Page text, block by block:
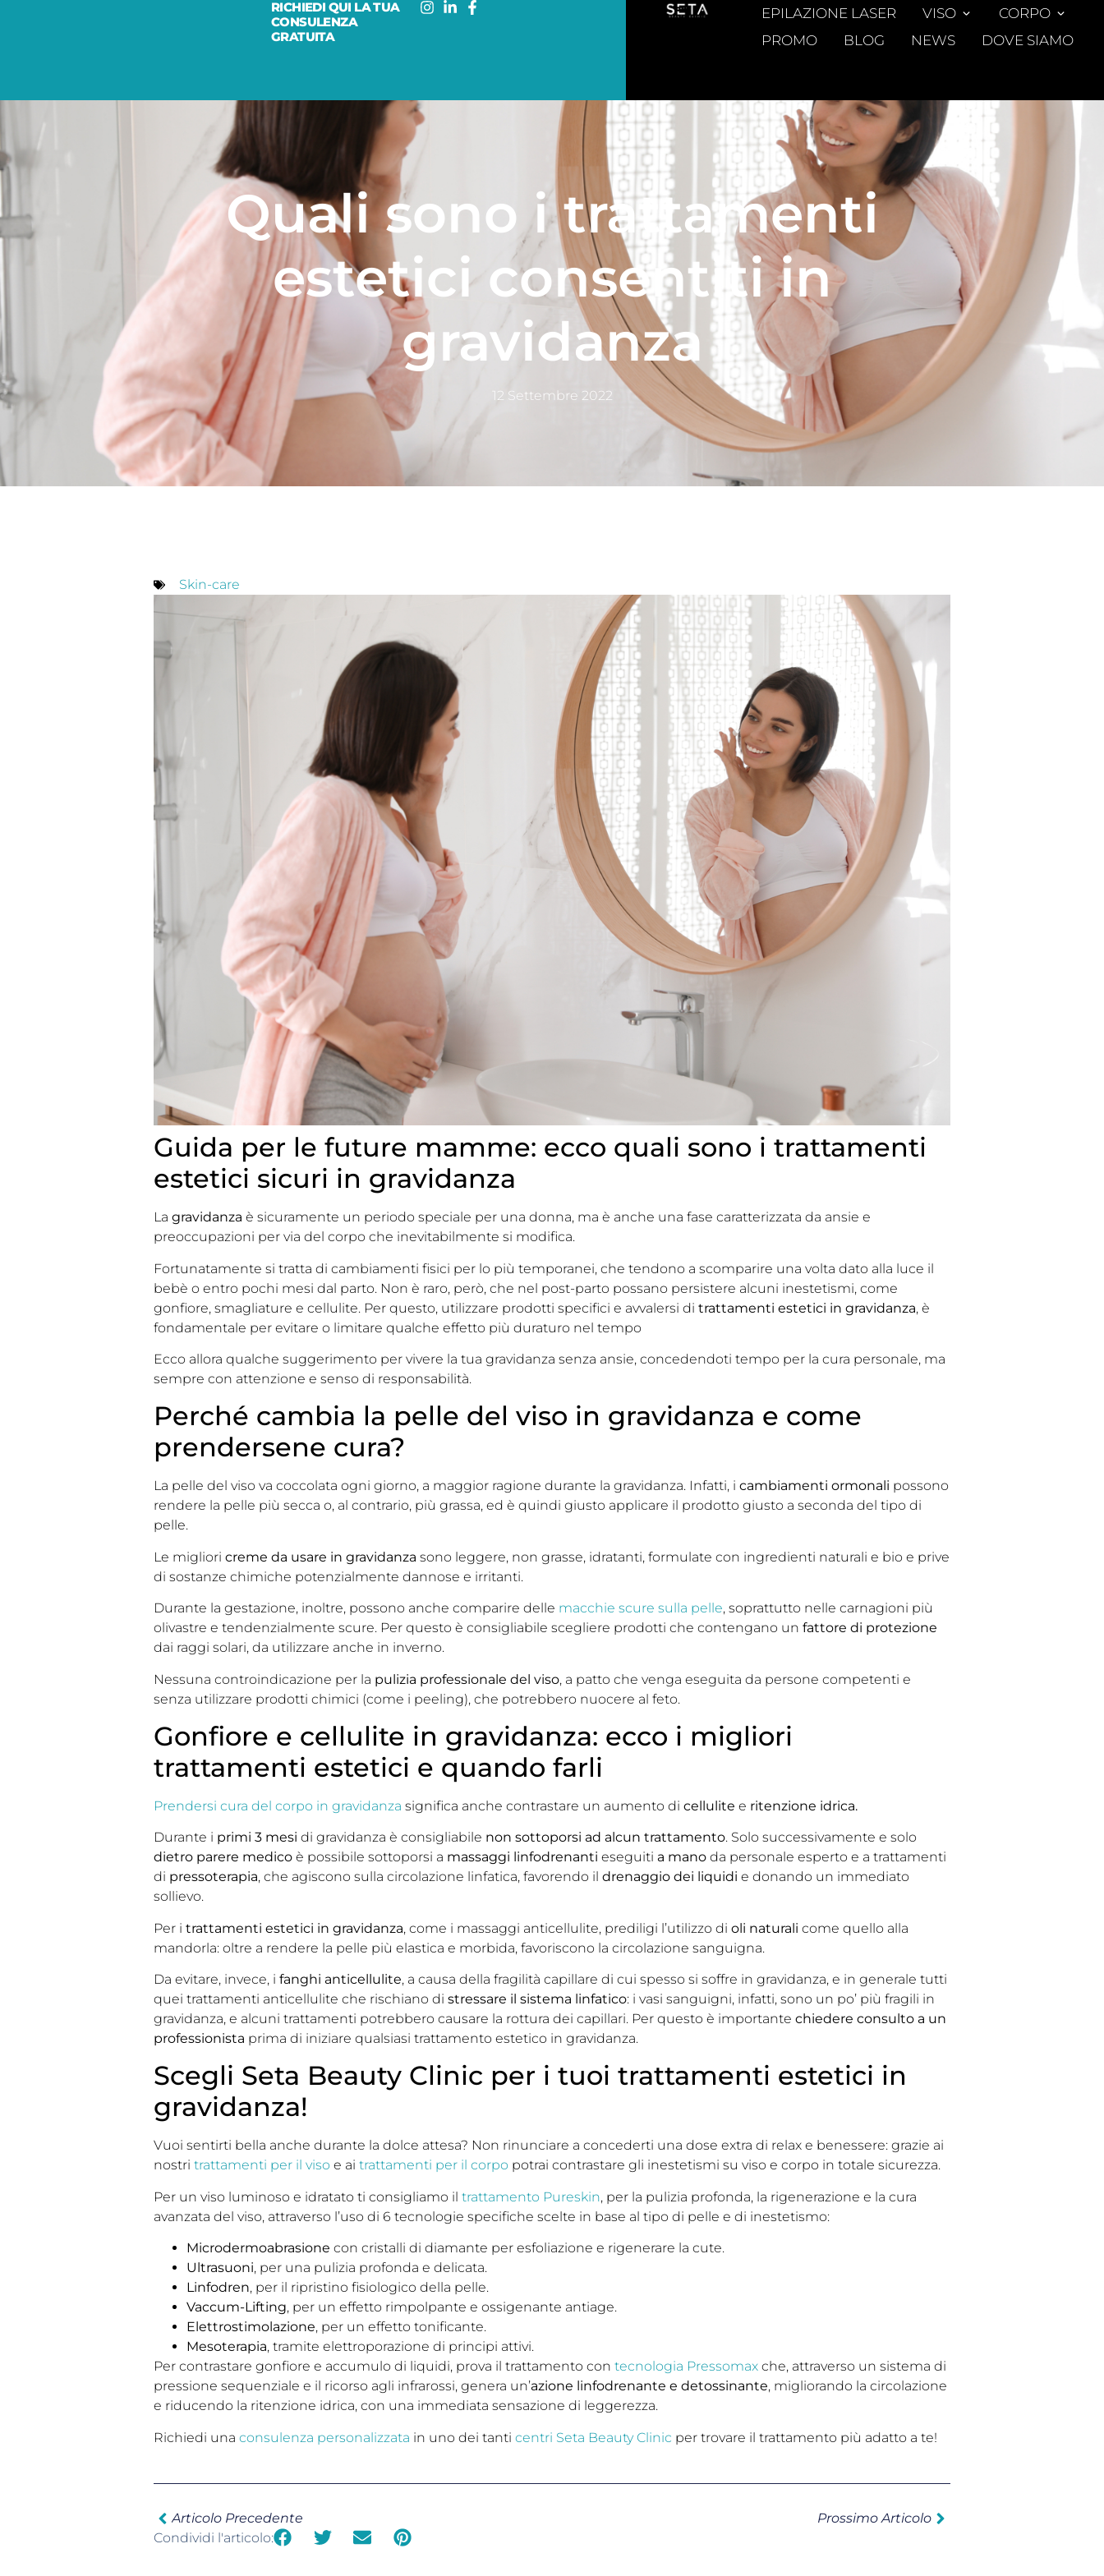
RICHIEDI QUI LA TUA
CONSULENZA
GRATUITA
EPILAZIONE LASER VISO
CORPO
PROMO
BLOG NEWS DOVE SIAMO
Quali sono i trattamenti
estetici consentiti in
gravidanza
12 Settembre 2022
Skin-care
Guida per le future mamme: ecco quali sono i trattamenti
estetici sicuri in gravidanza
La gravidanza è sicuramente un periodo speciale per una donna, ma è anche una fase caratterizzata da ansie e
preoccupazioni per via del corpo che inevitabilmente si modifica.
Fortunatamente si tratta di cambiamenti fisici per lo più temporanei, che tendono a scomparire una volta dato alla luce il
bebè o entro pochi mesi dal parto. Non è raro, però, che nel post-parto possano persistere alcuni inestetismi, come
gonfiore, smagliature e cellulite. Per questo, utilizzare prodotti specifici e avvalersi di trattamenti estetici in gravidanza, è
fondamentale per evitare o limitare qualche effetto più duraturo nel tempo
Ecco allora qualche suggerimento per vivere la tua gravidanza senza ansie, concedendoti tempo per la cura personale, ma
sempre con attenzione e senso di responsabilità.
Perché cambia la pelle del viso in gravidanza e come
prendersene cura?
La pelle del viso va coccolata ogni giorno, a maggior ragione durante la gravidanza. Infatti, i cambiamenti ormonali possono
rendere la pelle più secca o, al contrario, più grassa, ed è quindi giusto applicare il prodotto giusto a seconda del tipo di
pelle.
Le migliori creme da usare in gravidanza sono leggere, non grasse, idratanti, formulate con ingredienti naturali e bio e prive
di sostanze chimiche potenzialmente dannose e irritanti.
Durante la gestazione, inoltre, possono anche comparire delle macchie scure sulla pelle, soprattutto nelle carnagioni più
olivastre e tendenzialmente scure. Per questo è consigliabile scegliere prodotti che contengano un fattore di protezione
dai raggi solari, da utilizzare anche in inverno.
Nessuna controindicazione per la pulizia professionale del viso, a patto che venga eseguita da persone competenti e
senza utilizzare prodotti chimici (come i peeling), che potrebbero nuocere al feto.
Gonfiore e cellulite in gravidanza: ecco i migliori
trattamenti estetici e quando farli
Prendersi cura del corpo in gravidanza significa anche contrastare un aumento di cellulite e ritenzione idrica.
Durante i primi 3 mesi di gravidanza è consigliabile non sottoporsi ad alcun trattamento. Solo successivamente e solo
dietro parere medico è possibile sottoporsi a massaggi linfodrenanti eseguiti a mano da personale esperto e a trattamenti
di pressoterapia, che agiscono sulla circolazione linfatica, favorendo il drenaggio dei liquidi e donando un immediato
sollievo.
Per i trattamenti estetici in gravidanza, come i massaggi anticellulite, prediligi l’utilizzo di oli naturali come quello alla
mandorla: oltre a rendere la pelle più elastica e morbida, favoriscono la circolazione sanguigna.
Da evitare, invece, i fanghi anticellulite, a causa della fragilità capillare di cui spesso si soffre in gravidanza, e in generale tutti
quei trattamenti anticellulite che rischiano di stressare il sistema linfatico: i vasi sanguigni, infatti, sono un po’ più fragili in
gravidanza, e alcuni trattamenti potrebbero causare la rottura dei capillari. Per questo è importante chiedere consulto a un
professionista prima di iniziare qualsiasi trattamento estetico in gravidanza.
Scegli Seta Beauty Clinic per i tuoi trattamenti estetici in
gravidanza!
Vuoi sentirti bella anche durante la dolce attesa? Non rinunciare a concederti una dose extra di relax e benessere: grazie ai
nostri trattamenti per il viso e ai trattamenti per il corpo potrai contrastare gli inestetismi su viso e corpo in totale sicurezza.
Per un viso luminoso e idratato ti consigliamo il trattamento Pureskin, per la pulizia profonda, la rigenerazione e la cura
avanzata del viso, attraverso l’uso di 6 tecnologie specifiche scelte in base al tipo di pelle e di inestetismo:
Microdermoabrasione con cristalli di diamante per esfoliazione e rigenerare la cute.
Ultrasuoni, per una pulizia profonda e delicata.
Linfodren, per il ripristino fisiologico della pelle.
Vaccum-Lifting, per un effetto rimpolpante e ossigenante antiage.
Elettrostimolazione, per un effetto tonificante.
Mesoterapia, tramite elettroporazione di principi attivi.
Per contrastare gonfiore e accumulo di liquidi, prova il trattamento con tecnologia Pressomax che, attraverso un sistema di
pressione sequenziale e il ricorso agli infrarossi, genera un’azione linfodrenante e detossinante, migliorando la circolazione
e riducendo la ritenzione idrica, con una immediata sensazione di leggerezza.
Richiedi una consulenza personalizzata in uno dei tanti centri Seta Beauty Clinic per trovare il trattamento più adatto a te!
Articolo Precedente
Prossimo Articolo
Condividi l'articolo: